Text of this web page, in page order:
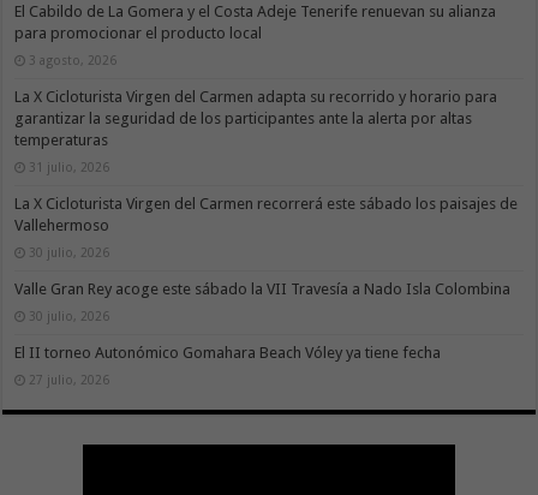
El Cabildo de La Gomera y el Costa Adeje Tenerife renuevan su alianza
para promocionar el producto local
3 agosto, 2026
La X Cicloturista Virgen del Carmen adapta su recorrido y horario para
garantizar la seguridad de los participantes ante la alerta por altas
temperaturas
31 julio, 2026
La X Cicloturista Virgen del Carmen recorrerá este sábado los paisajes de
Vallehermoso
30 julio, 2026
Valle Gran Rey acoge este sábado la VII Travesía a Nado Isla Colombina
30 julio, 2026
El II torneo Autonómico Gomahara Beach Vóley ya tiene fecha
27 julio, 2026